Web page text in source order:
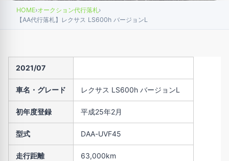
HOME›オークション代行落札›
【AA代行落札】レクサス LS600h バージョンL
2021/07
車名・グレード レクサス LS600h バージョンL
初年度登録 平成25年2月
型式 DAA-UVF45
走行距離 63,000km